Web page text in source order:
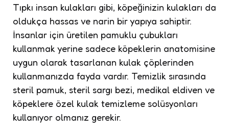
Tıpkı insan kulakları gibi, köpeğinizin kulakları da
oldukça hassas ve narin bir yapıya sahiptir.
İnsanlar için üretilen pamuklu çubukları
kullanmak yerine sadece köpeklerin anatomisine
uygun olarak tasarlanan kulak çöplerinden
kullanmanızda fayda vardır. Temizlik sırasında
steril pamuk, steril sargı bezi, medikal eldiven ve
köpeklere özel kulak temizleme solüsyonları
kullanıyor olmanız gerekir.